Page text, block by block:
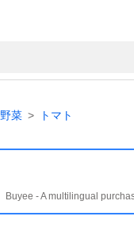
野菜 トマト
Buyee - A multilingual